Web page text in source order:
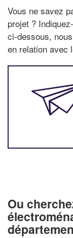
Vous ne savez
projet ?
ci-dessous,
en relation avec
Ou